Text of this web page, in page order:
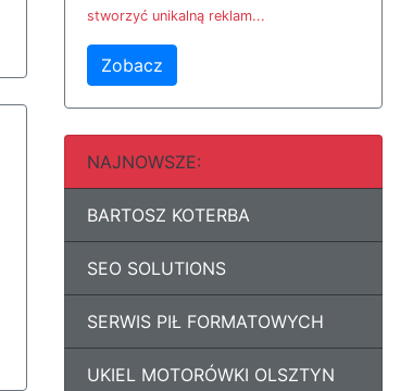
stworzyć unikalną reklam...
Zobacz
NAJNOWSZE:
BARTOSZ KOTERBA
SEO SOLUTIONS
SERWIS PIŁ FORMATOWYCH
UKIEL MOTORÓWKI OLSZTYN